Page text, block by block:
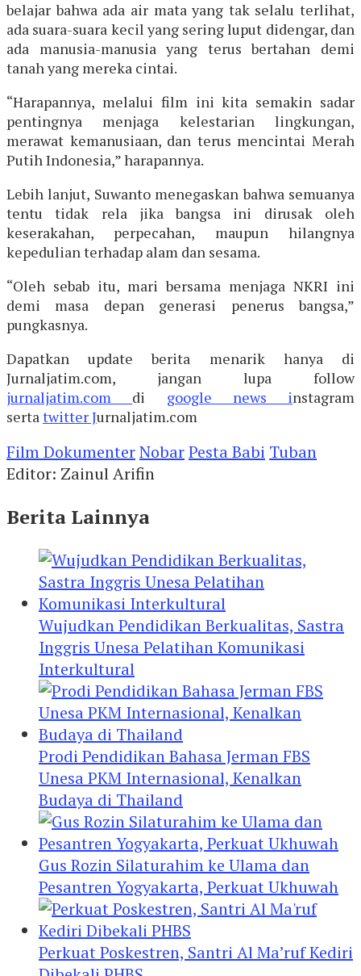
belajar bahwa ada air mata yang tak selalu terlihat,
ada suara-suara kecil yang sering luput didengar, dan
ada manusia-manusia yang terus bertahan demi
tanah yang mereka cintai.
“Harapannya, melalui film ini kita semakin sadar
pentingnya menjaga kelestarian lingkungan,
merawat kemanusiaan, dan terus mencintai Merah
Putih Indonesia,” harapannya.
Lebih lanjut, Suwanto menegaskan bahwa semuanya
tentu tidak rela jika bangsa ini dirusak oleh
keserakahan, perpecahan, maupun hilangnya
kepedulian terhadap alam dan sesama.
“Oleh sebab itu, mari bersama menjaga NKRI ini
demi masa depan generasi penerus bangsa,”
pungkasnya.
Dapatkan update berita menarik hanya di
Jurnaljatim.com, jangan lupa follow
jurnaljatim.com di google news instagram
serta twitter Jurnaljatim.com
Film DokumenterNobarPesta Babi Tuban
Editor: Zainul Arifin
Berita Lainnya
Wujudkan Pendidikan Berkualitas, Sastra
Inggris Unesa Pelatihan Komunikasi
Interkultural
Prodi Pendidikan Bahasa Jerman FBS
Unesa PKM Internasional, Kenalkan
Budaya di Thailand
Gus Rozin Silaturahim ke Ulama dan
Pesantren Yogyakarta, Perkuat Ukhuwah
Perkuat Poskestren, Santri Al Ma’ruf Kediri